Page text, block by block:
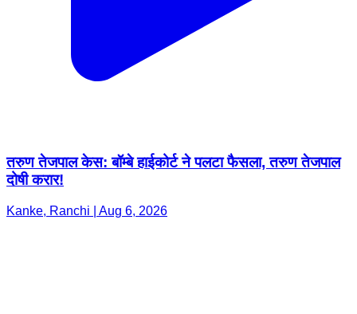
तरुण तेजपाल केस: बॉम्बे हाईकोर्ट ने पलटा फैसला, तरुण तेजपाल
दोषी करार!
Kanke, Ranchi | Aug 6, 2026